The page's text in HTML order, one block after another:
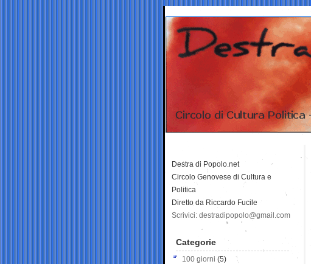
Destra di Popolo.net
Circolo Genovese di Cultura e
Politica
Diretto da Riccardo Fucile
Scrivici: destradipopolo@gmail.com
Categorie
100 giorni (5)